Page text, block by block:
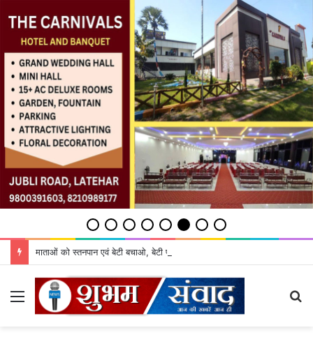
माताओं को स्तनपान एवं बेटी बचाओ, बेटी पढ़ाओ के महत्व को बताएं: डीडीसी
Menu